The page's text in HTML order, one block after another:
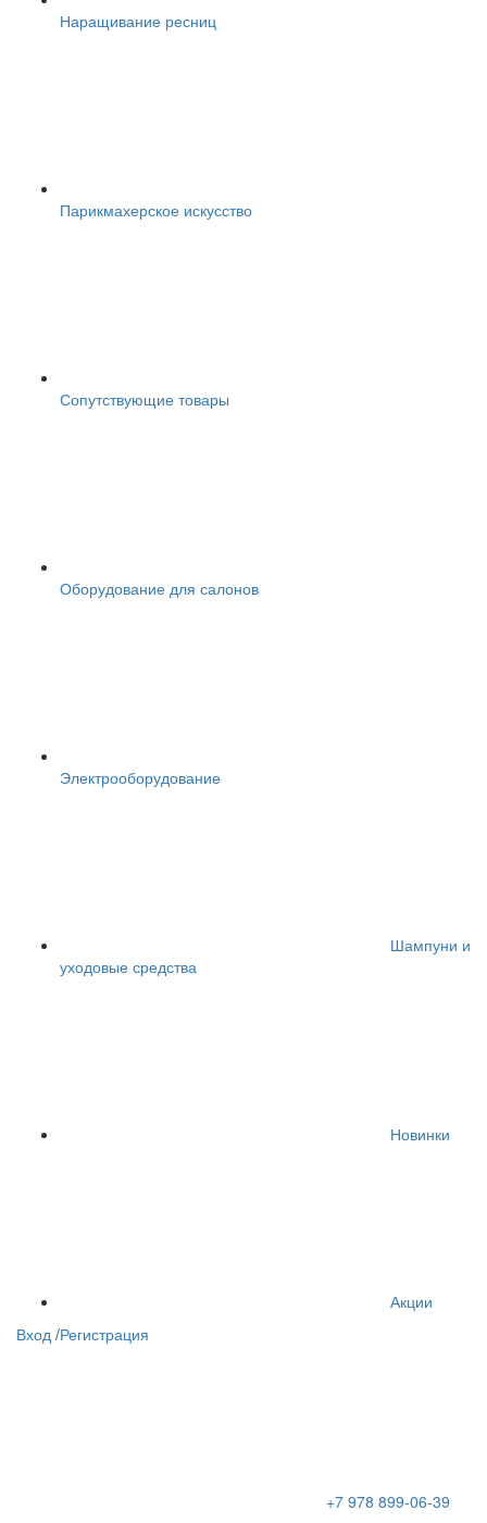
Наращивание ресниц
Парикмахерское искусство
Сопутствующие товары
Оборудование для салонов
Электрооборудование
Шампуни и
уходовые средства
Новинки
Акции
Вход /Регистрация
+7 978 899-06-39